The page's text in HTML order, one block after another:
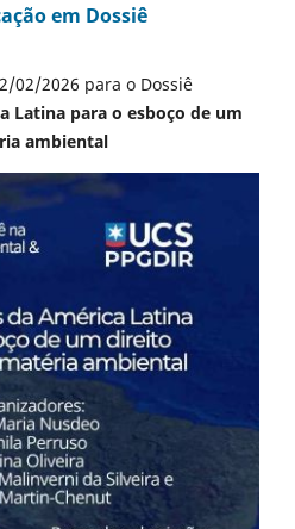
em Dossiê
02/2026 para o Dossiê
Latina para o esboço de um
ambiental